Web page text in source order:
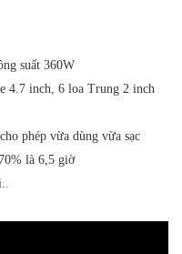
suất 360W
4.7 inch, 6 loa Trung 2 inch
phép vừa dùng vừa sạc
là 6,5 giờ